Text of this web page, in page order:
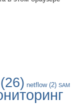
(26) netflow(2) SAM